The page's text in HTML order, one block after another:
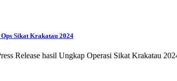
Sikat Krakatau 2024
Release hasil Ungkap Operasi Sikat Krakatau